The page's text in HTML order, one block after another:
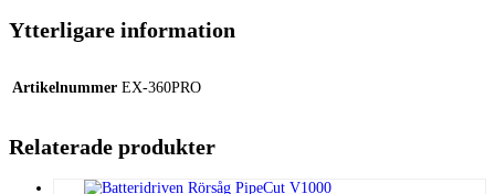
Ytterligare information
Artikelnummer EX-360PRO
Relaterade produkter